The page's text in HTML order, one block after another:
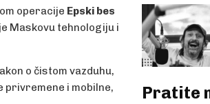
operacije Epski bes
Maskovu tehnologiju i
o čistom vazduhu,
privremene i mobilne,
Pratite